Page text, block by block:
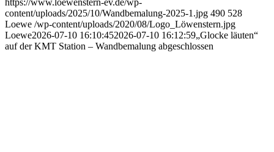
https://www.loewenstern-ev.de/wp-
content/uploads/2025/10/Wandbemalung-2025-1.jpg 490 528
Loewe /wp-content/uploads/2020/08/Logo_Löwenstern.jpg
Loewe2026-07-10 16:10:452026-07-10 16:12:59„Glocke läuten“
auf der KMT Station – Wandbemalung abgeschlossen